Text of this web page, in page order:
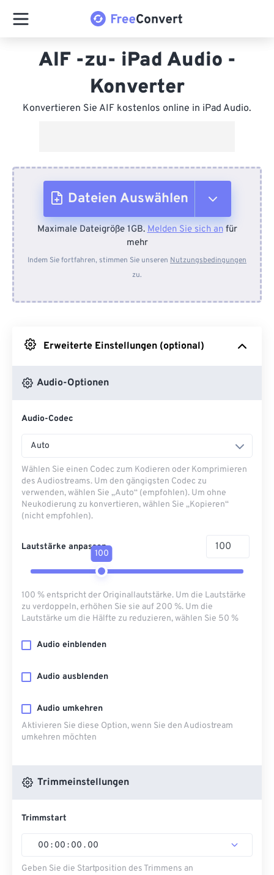
AIF -zu- iPad Audio -
Konverter
Konvertieren Sie AIF kostenlos online in iPad Audio.
Dateien Auswählen
Vom Gerät
Von Dropbox
Maximale Dateigröße 1GB.Melden Sie sich anfür
mehr
Indem Sie fortfahren, stimmen Sie unseren Nutzungsbedingungen
zu.
Erweiterte Einstellungen (optional)
Audio-Optionen
Audio-Codec
Auto
Wählen Sie einen Codec zum Kodieren oder Komprimieren
des Audiostreams. Um den gängigsten Codec zu
verwenden, wählen Sie „Auto“ (empfohlen). Um ohne
Neukodierung zu konvertieren, wählen Sie „Kopieren“
(nicht empfohlen).
Lautstärke anpassen
100
100 % entspricht der Originallautstärke. Um die Lautstärke
zu verdoppeln, erhöhen Sie sie auf 200 %. Um die
Lautstärke um die Hälfte zu reduzieren, wählen Sie 50 %
Audio einblenden
Audio ausblenden
Audio umkehren
Aktivieren Sie diese Option, wenn Sie den Audiostream
umkehren möchten
Trimmeinstellungen
Trimmstart
00 : 00 : 00 . 00
Geben Sie die Startposition des Trimmens an